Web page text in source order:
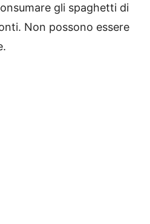
gli spaghetti di
Non possono essere